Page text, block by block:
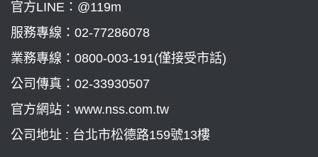
官方LINE：@119m
服務專線： 02-77286078
業務專線： 0800-003-191(僅接受市話)
公司傳真：02-33930507
官方網站：www.nss.com.tw
公司地址 : 台北市松德路159號13樓